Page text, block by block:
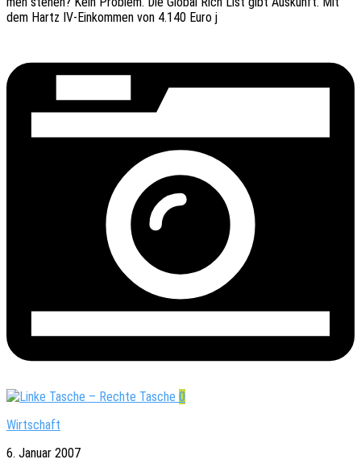
dem Hartz IV-Einkom­­men von 4.140 Euro j
0
Wirtschaft
6. Januar 2007